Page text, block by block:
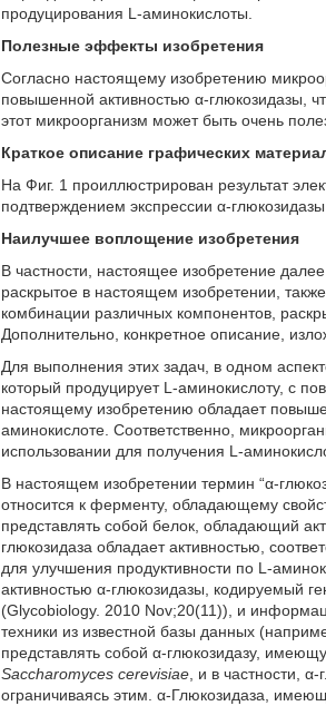
продуцирования L-аминокислоты.
Полезные эффекты изобретения
Согласно настоящему изобретению
повышенной активностью α-глюкозидазы,
этот микроорганизм может быть очень
Краткое описание графических
На Фиг. 1 проиллюстрирован результат
подтверждением экспрессии α-
Наилучшее воплощение изобретения
В частности, настоящее изобретение
раскрытое в настоящем изобретении,
комбинации различных компонентов,
Дополнительно, конкретное описание,
Для выполнения этих задач, в одном
который продуцирует L-аминокислоту, с
настоящему изобретению обладает
аминокислоте. Соответственно,
использовании для получения L-
В настоящем изобретении термин “α-
относится к ферменту, обладающему
представлять собой белок, обладающий
глюкозидаза обладает активностью,
для улучшения продуктивности по L-
активностью α-глюкозидазы, кодируемый
(Glycobiology. 2010 Nov;20(11)), и
техники из известной базы данных
представлять собой α-глюкозидазу,
Saccharomyces cerevisiae , и в частности,
ограничиваясь этим. α-Глюкозидаза,